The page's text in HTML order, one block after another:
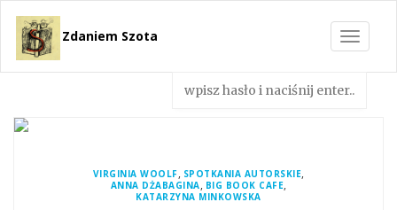
Toggle
Zdaniem Szota
VIRGINIA WOOLF, SPOTKANIA AUTORSKIE,
ANNA DŻABAGINA, BIG BOOK CAFE,
KATARZYNA MINKOWSKA